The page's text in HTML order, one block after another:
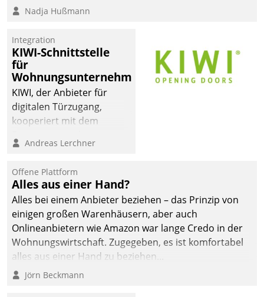
Nadja Hußmann
Integration
KIWI-Schnittstelle
für
Wohnungsunternehmen
KIWI, der Anbieter für
digitalen Türzugang,
kooperiert mit dem
Softwareentwicklungshaus
Andreas Lerchner
Offene Plattform
Alles aus einer Hand?
Alles bei einem Anbieter beziehen – das Prinzip von
einigen großen Warenhäusern, aber auch
Onlineanbietern wie Amazon war lange Credo in der
Wohnungswirtschaft. Zugegeben, es ist komfortabel
alles aus einer Hand zu beziehen...
Jörn Beckmann